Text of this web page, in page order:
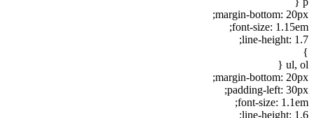
margin-bottom: 20px;
font-size: 1.15em;
line-height: 1.7;
}
ul, ol {
margin-bottom: 20px;
padding-left: 30px;
font-size: 1.1em;
line-height: 1.6;